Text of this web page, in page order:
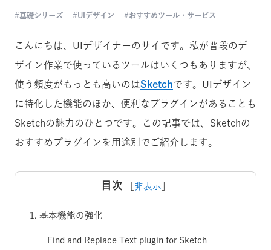
基礎シリーズ UIデザイン おすすめツール・サービス
こんにちは、UIデザイナーのサイです。私が普段のデ
ザイン作業で使っているツールはいくつもありますが、
使う頻度がもっとも高いのはSketchです。UIデザイン
に特化した機能のほか、便利なプラグインがあることも
Sketchの魅力のひとつです。この記事では、Sketchの
おすすめプラグインを用途別でご紹介します。
目次 非表示
1. 基本機能の強化
Find and Replace Text plugin for Sketch